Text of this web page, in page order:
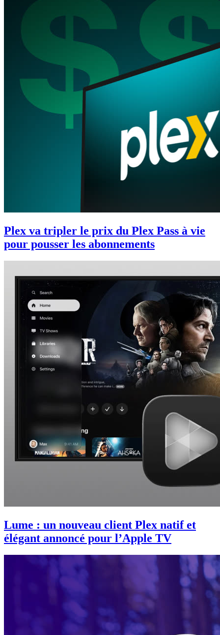
Plex va tripler le prix du Plex Pass à vie
pour pousser les abonnements
Lume : un nouveau client Plex natif et
élégant annoncé pour l’Apple TV